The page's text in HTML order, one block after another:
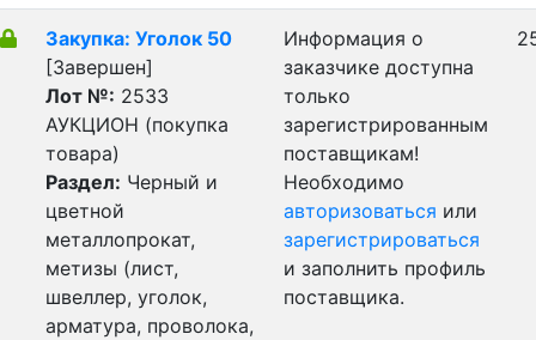
Закупка: Уголок 50
[Завершен]
Лот №: 2533
АУКЦИОН (покупка
товара)
Раздел: Черный и
цветной
металлопрокат,
метизы (лист,
швеллер, уголок,
арматура, проволока,
Информация о
заказчике доступна
только
зарегистрированным
поставщикам!
Необходимо
авторизоваться или
зарегистрироваться
и заполнить профиль
поставщика.